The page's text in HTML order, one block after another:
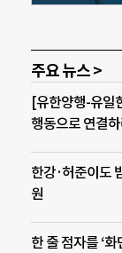
주요 뉴스 >
[유한양행-유일
행동으로 연결
한강·허준이도
원
한 줄 점자를 ‘